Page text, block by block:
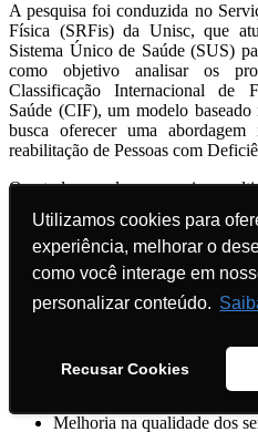
Utilizamos cookies para
experiência, melhorar o
como você interage em
personalizar conteúdo.
Recusar Cookies
Utilizamos cookies para
experiência, melhorar o
como você interage em
personalizar conteúdo.
Recusar Cookies
A pesquisa foi conduzida no
Física (SRFis) da Unisc, que
Sistema Único de Saúde (SUS)
como objetivo analisar os
Classificação Internacional de
Saúde (CIF), um modelo
busca oferecer uma
reabilitação de Pessoas com
O estudo envolveu a equipe
por fisioterapeutas, enfermeiros,
acadêmicos dos cursos de
e Psicologia, além de PcDs
estruturada em cinco eixos
PcDs, oficinas e grupos focais
desenvolvimento de um
avaliação das PcDs e
Entre os principais resultados da
Melhoria na qualidade dos